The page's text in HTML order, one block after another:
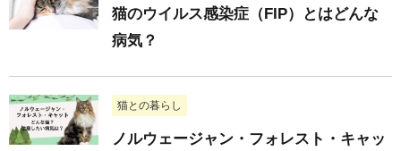
猫のウイルス感染症（FIP）とはどんな
病気？
猫との暮らし
ノルウェージャン・フォレスト・キャッ